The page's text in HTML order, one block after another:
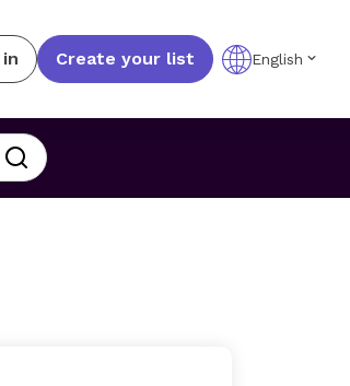
Create your list English